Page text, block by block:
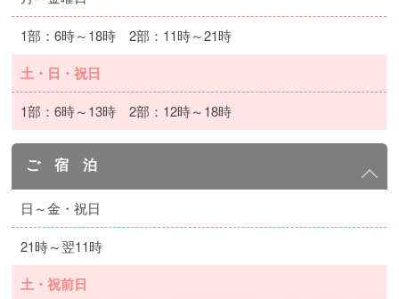
1部：6時～18時 2部：11時～21時
土・日・祝日
1部：6時～13時 2部：12時～18時
ご 宿 泊
日～金・祝日
21時～翌11時
土・祝前日